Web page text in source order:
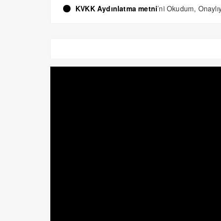
KVKK Aydınlatma metni’ni Okudum,